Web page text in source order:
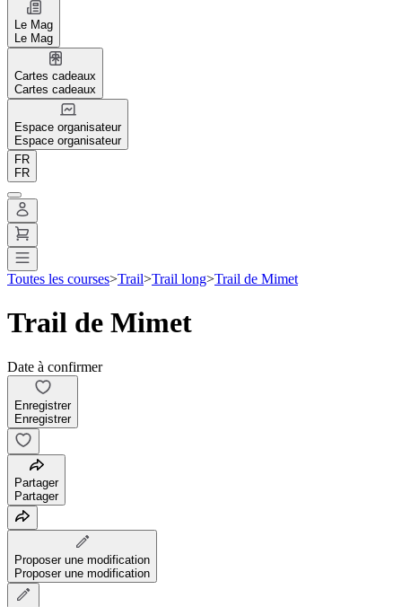
Le Mag
Le Mag
Cartes cadeaux
Cartes cadeaux
Espace organisateur
Espace organisateur
FR
FR
Toutes les courses>Trail>Trail long>Trail de Mimet
Trail de Mimet
Date à confirmer
Enregistrer
Enregistrer
Partager
Partager
Proposer une modification
Proposer une modification